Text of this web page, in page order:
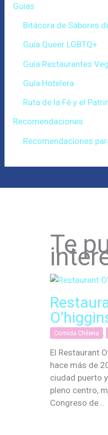
Guias
Bitácora de Sabores
Guía Queer LGBTQ+
Guía Restaurantes
Guía Hotelera
Ruta de la Fé y el
Recomendaciones
Recomendaciones
Te
Comida Chilena
El Restaurant
hace más de
ciudad puerto
pleno centro,
Congreso de…